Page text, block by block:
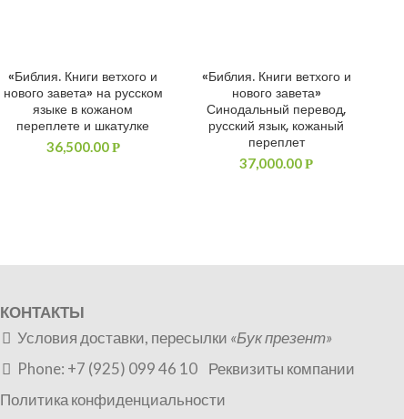
ДОБАВИТЬ В КОРЗИНУ
«Библия. Книги ветхого и
нового завета» на русском
языке в кожаном
переплете и шкатулке
36,500.00Р
ДОБАВИТЬ В КОРЗИНУ
«Библия. Книги ветхого и
нового завета»
Синодальный перевод,
русский язык, кожаный
переплет
37,000.00Р
КОНТАКТЫ
Условия доставки, пересылки «Бук презент»
Phone: +7 (925) 099 46 10 Реквизиты компании
Политика конфиденциальности